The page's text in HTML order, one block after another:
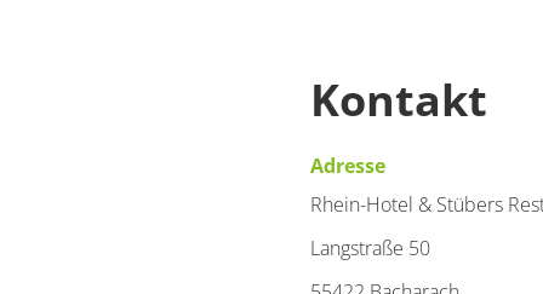
Kontakt
Adresse
Rhein-Hotel & Stübers
Langstraße 50